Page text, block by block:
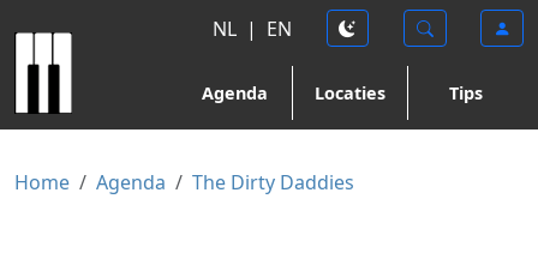
NL | EN
Agenda Locaties Tips
Home Agenda The Dirty Daddies